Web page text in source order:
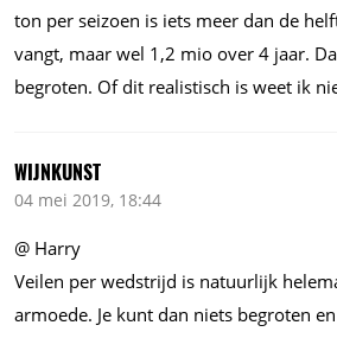
ton per seizoen is iets meer dan de
vangt, maar wel 1,2 mio over 4 jaar.
begroten. Of dit realistisch is weet ik
WIJNKUNST
04 mei 2019, 18:44
@ Harry
Veilen per wedstrijd is natuurlijk
armoede. Je kunt dan niets begroten